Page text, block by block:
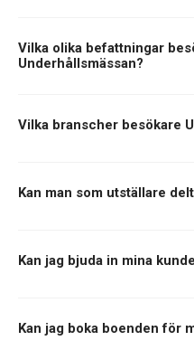
Vilka olika befattningar
Underhållsmässan?
Vilka branscher besökare
Kan man som utställare
Kan jag bjuda in mina
Kan jag boka boenden för